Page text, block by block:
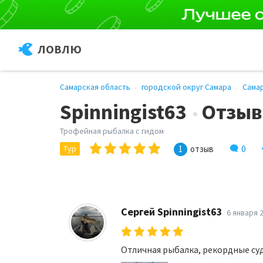
ЛОВЛЮ
Самарская область городской округ Самара
Spinningist63
Трофейная рыбалка с гидом
Тур
1 отзыв 0
Сергей Spinningist63 6 января
Отличная рыбалка, рекордные